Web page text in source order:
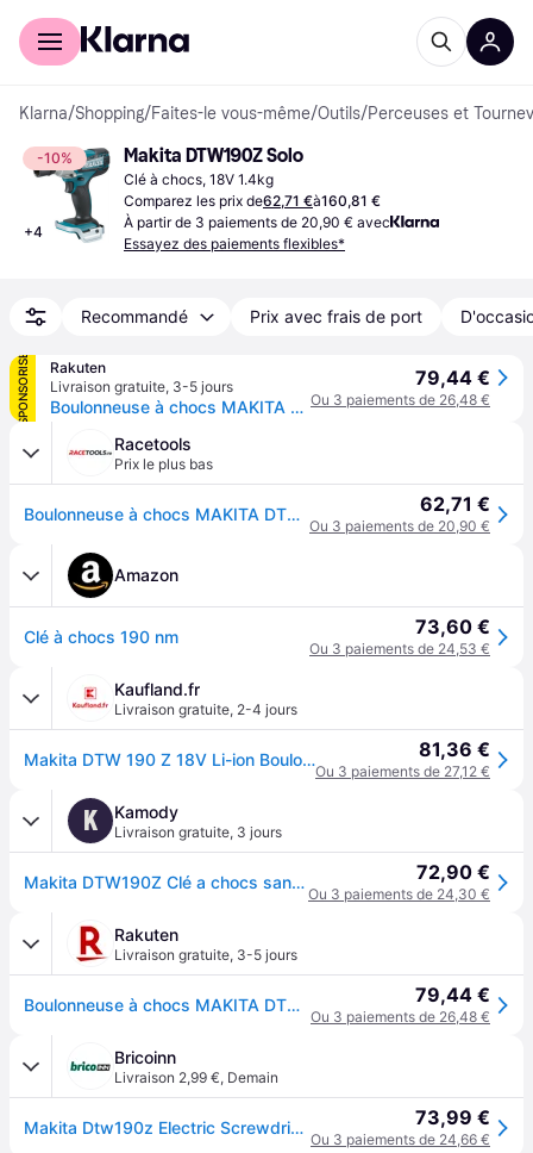
Acheter avec Klarna
Klarna/Shopping/Faites-le vous-même/Outils/Perceuses et
-10%
+4
Makita DTW190Z Solo
Clé à chocs, 18V 1.4kg
Comparez les prix de62,71 €à160,81 €
À partir de 3 paiements de 20,90 € avec
Essayez des paiements flexibles*
Recommandé Prix avec frais de port
SPONSORISÉ
Rakuten
Livraison gratuite, 3-5 jours
Boulonneuse à chocs MAKITA DTW190Z 18 V Li-ion 190 Nm (sans batterie ni chargeur)
79,44 €
Ou 3 paiements de 26,48 €
Racetools
Prix le plus bas
Boulonneuse à chocs MAKITA DTW190Z 18 V Li-ion 190 Nm (vendu sans batterie) 62,71 €
Ou 3 paiements de 20,90 €
Amazon
Clé à chocs 190 nm 73,60 €
Ou 3 paiements de 24,53 €
Kaufland.fr
Livraison gratuite, 2-4 jours
Makita DTW 190 Z 18V Li-ion Boulonneuse à chocs sans fil - sans Accessoires, ni Batteries, ni Chargeur 81,36 €
Ou 3 paiements de 27,12 €
K Kamody
Livraison gratuite, 3 jours
Makita DTW190Z Clé a chocs sans fil 1/2&amp;quot; Li-ion LXT 18V sans batterie 72,90 €
Ou 3 paiements de 24,30 €
Rakuten
Livraison gratuite, 3-5 jours
Boulonneuse à chocs MAKITA DTW190Z 18 V Li-ion 190 Nm (sans batterie ni chargeur) 79,44 €
Ou 3 paiements de 26,48 €
Bricoinn
Livraison 2,99 €, Demain
Makita Dtw190z Electric Screwdriver Without Battery Bleu,Noir One Size / EU Plug 220V 73,99 €
Ou 3 paiements de 24,66 €